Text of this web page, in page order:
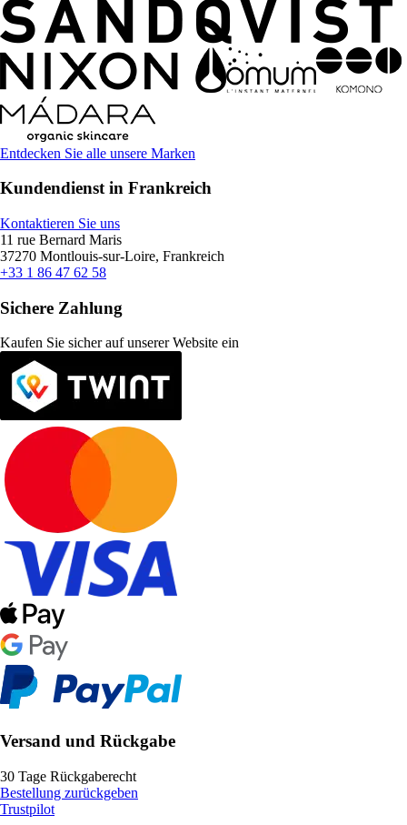
Entdecken Sie alle unsere Marken
Kundendienst in Frankreich
Kontaktieren Sie uns
11 rue Bernard Maris
37270 Montlouis-sur-Loire, Frankreich
+33 1 86 47 62 58
Sichere Zahlung
Kaufen Sie sicher auf unserer Website ein
Versand und Rückgabe
30 Tage Rückgaberecht
Bestellung zurückgeben
Trustpilot